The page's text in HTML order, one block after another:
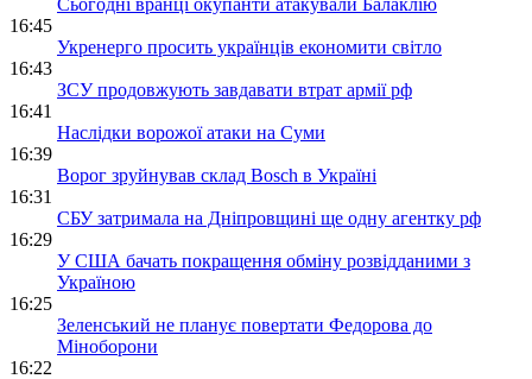
Сьогодні вранці окупанти атакували Балаклію
16:45
Укренерго просить українців економити світло
16:43
ЗСУ продовжують завдавати втрат армії рф
16:41
Наслідки ворожої атаки на Суми
16:39
Ворог зруйнував склад Bosch в Україні
16:31
СБУ затримала на Дніпровщині ще одну агентку рф
16:29
У США бачать покращення обміну розвідданими з
Україною
16:25
Зеленський не планує повертати Федорова до
Міноборони
16:22